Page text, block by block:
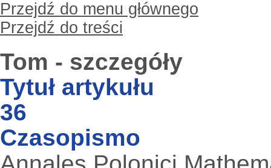
Przejdź do menu głównego
Przejdź do treści
Tom - szczegóły
Tytuł artykułu
36
Czasopismo